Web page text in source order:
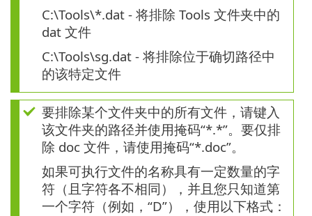
C:\Tools\*.dat - 将排除 Tools 文件夹中的
dat 文件
C:\Tools\sg.dat - 将排除位于确切路径中
的该特定文件
要排除某个文件夹中的所有文件，请键入
该文件夹的路径并使用掩码“*.*”。要仅排
除 doc 文件，请使用掩码“*.doc”。
如果可执行文件的名称具有一定数量的字
符（且字符各不相同），并且您只知道第
一个字符（例如，“D”），使用以下格式：